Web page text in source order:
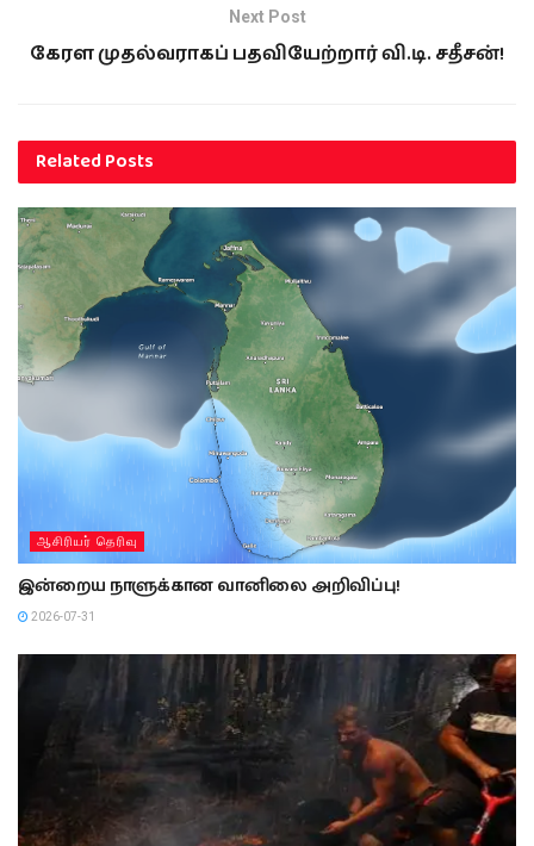
Next Post
கேரள முதல்வராகப் பதவியேற்றார் வி.டி. சதீசன்!
RelatedPosts
ஆசிரியர் தெரிவு
இன்றைய நாளுக்கான வானிலை அறிவிப்பு!
2026-07-31